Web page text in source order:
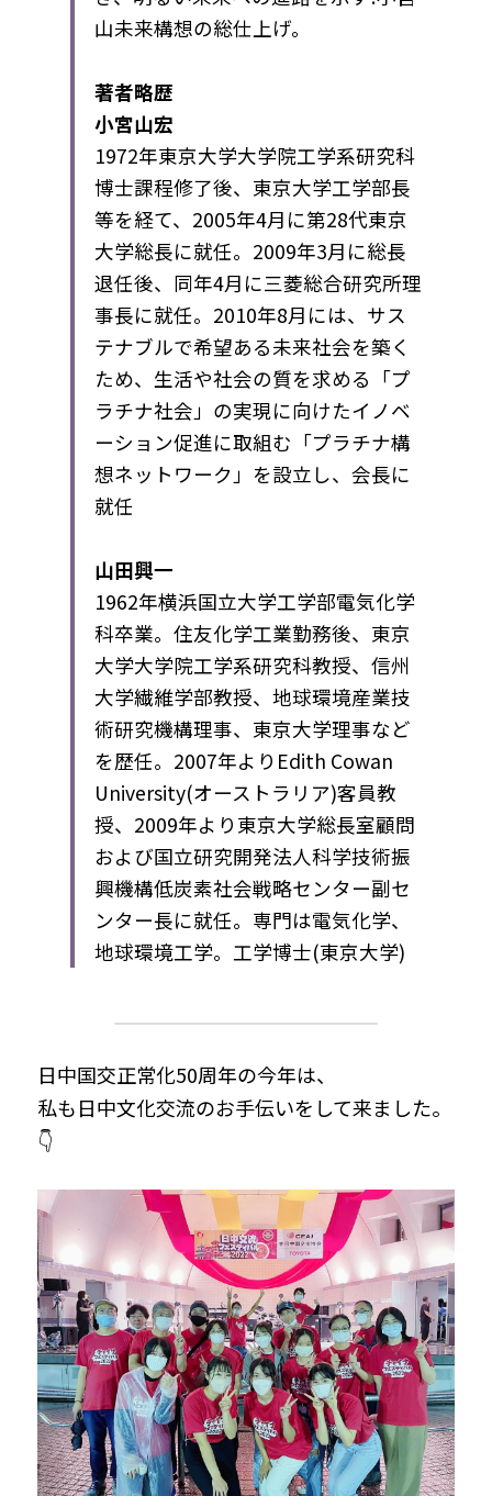
山未来構想の総仕上げ。
著者略歴
小宮山宏
1972年東京大学大学院工学系研究科
博士課程修了後、東京大学工学部長
等を経て、2005年4月に第28代東京
大学総長に就任。2009年3月に総長
退任後、同年4月に三菱総合研究所理
事長に就任。2010年8月には、サス
テナブルで希望ある未来社会を築く
ため、生活や社会の質を求める「プ
ラチナ社会」の実現に向けたイノベ
ーション促進に取組む「プラチナ構
想ネットワーク」を設立し、会長に
就任
山田興一
1962年横浜国立大学工学部電気化学
科卒業。住友化学工業勤務後、東京
大学大学院工学系研究科教授、信州
大学繊維学部教授、地球環境産業技
術研究機構理事、東京大学理事など
を歴任。2007年よりEdith Cowan
University(オーストラリア)客員教
授、2009年より東京大学総長室顧問
および国立研究開発法人科学技術振
興機構低炭素社会戦略センター副セ
ンター長に就任。専門は電気化学、
地球環境工学。工学博士(東京大学)
日中国交正常化50周年の今年は、
私も日中文化交流のお手伝いをして来ました。
👇